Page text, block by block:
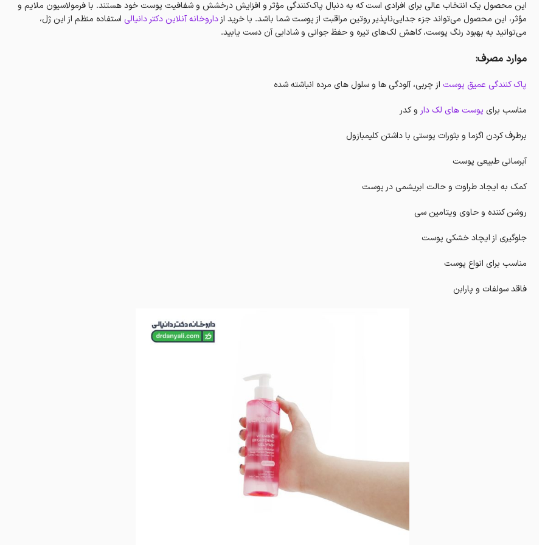
این محصول یک انتخاب عالی برای افرادی است که به دنبال پاک‌کنندگی مؤثر و افزایش درخشش و شفافیت پوست خود هستند. با فرمولاسیون ملایم و
مؤثر، این محصول می‌تواند جزء جدایی‌ناپذیر روتین مراقبت از پوست شما باشد. با خرید ازداروخانه آنلاین دکتر دانیالی استفاده منظم از این ژل،
می‌توانید به بهبود رنگ پوست، کاهش لک‌های تیره و حفظ جوانی و شادابی آن دست یابید.
موارد مصرف:
پاک کنندگی عمیق پوست از چربی، آلودگی ها و سلول های مرده انباشته شده
مناسب برای پوست های لک دار و کدر
برطرف کردن اگزما و بثورات پوستی با داشتن کلیمبازول
آبرسانی طبیعی پوست
کمک به ایجاد طراوت و حالت ابریشمی در پوست
روشن کننده و حاوی ویتامین سی
جلوگیری از ایچاد خشکی پوست
مناسب برای انواع پوست
فاقد سولفات و پارابن